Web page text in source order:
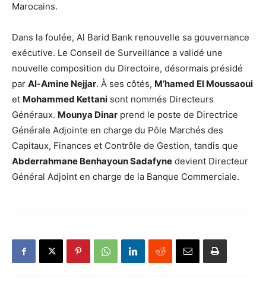
Marocains.
Dans la foulée, Al Barid Bank renouvelle sa gouvernance
exécutive. Le Conseil de Surveillance a validé une
nouvelle composition du Directoire, désormais présidé
par Al-Amine Nejjar. À ses côtés, M’hamed El Moussaoui
et Mohammed Kettani sont nommés Directeurs
Généraux. Mounya Dinar prend le poste de Directrice
Générale Adjointe en charge du Pôle Marchés des
Capitaux, Finances et Contrôle de Gestion, tandis que
Abderrahmane Benhayoun Sadafyne devient Directeur
Général Adjoint en charge de la Banque Commerciale.